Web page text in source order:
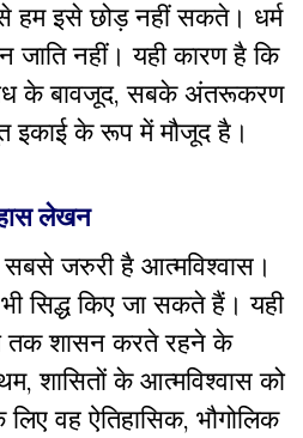
हम इसे छोड़ नहीं सकते। धर्म
जाति नहीं। यही कारण है कि
के बावजूद, सबके अंतरूकरण
इकाई के रूप में मौजूद है।
लेखन
जरुरी है आत्मविश्वास।
सिद्ध किए जा सकते हैं। यही
तक शासन करते रहने के
शासितों के आत्मविश्वास को
वह ऐतिहासिक, भौगोलिक